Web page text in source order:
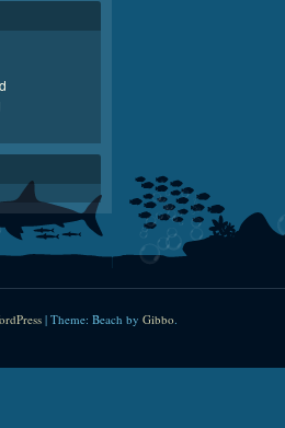
| Theme: Beach by Gibbo.